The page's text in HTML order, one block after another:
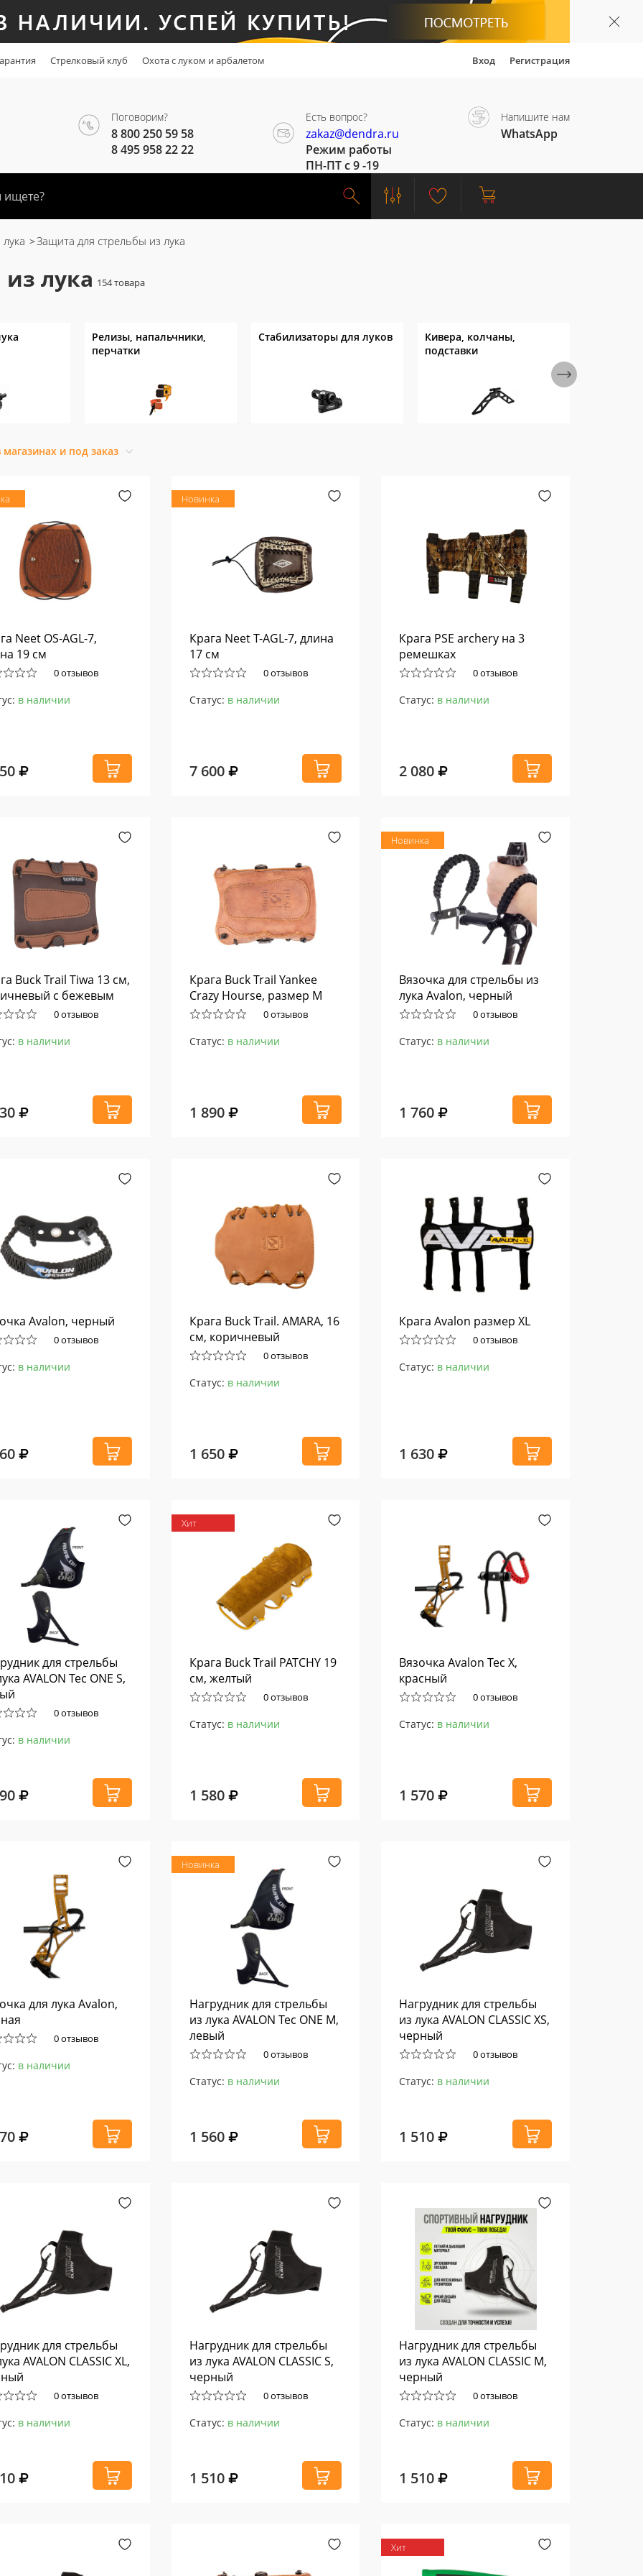
Стрелковый клуб Охота с луком и арбалетом Вход Регистрация
Поговорим?
8 800 250 59 58
8 495 958 22 22
Есть вопрос?
zakaz@dendra.ru
Режим работы
ПН-ПТ с 9 -19
Напишите нам
WhatsApp
Защита для стрельбы из лука
лука
Релизы, напальчники,
перчатки
Стабилизаторы для луков
Кивера, колчаны,
подставки
магазинах и под заказ
Neet OS-AGL-7,
19 см
0 отзывов
в наличии
Новинка
Крага Neet T-AGL-7, длина
17 см
0 отзывов
Статус: в наличии
7 600
Крага PSE archery на 3
ремешках
0 отзывов
Статус: в наличии
2 080
Buck Trail Tiwa 13 см,
с бежевым
0 отзывов
в наличии
Крага Buck Trail Yankee
Crazy Hourse, размер M
0 отзывов
Статус: в наличии
1 890
Новинка
Вязочка для стрельбы из
лука Avalon, черный
0 отзывов
Статус: в наличии
1 760
Avalon, черный
0 отзывов
в наличии
Крага Buck Trail. AMARA, 16
см, коричневый
0 отзывов
Статус: в наличии
1 650
Крага Avalon размер XL
0 отзывов
Статус: в наличии
1 630
для стрельбы
AVALON Tec ONE S,
0 отзывов
в наличии
Хит
Крага Buck Trail PATCHY 19
см, желтый
0 отзывов
Статус: в наличии
1 580
Вязочка Avalon Tec X,
красный
0 отзывов
Статус: в наличии
1 570
для лука Avalon,
0 отзывов
в наличии
Новинка
Нагрудник для стрельбы
из лука AVALON Tec ONE M,
левый
0 отзывов
Статус: в наличии
1 560
Нагрудник для стрельбы
из лука AVALON CLASSIC XS,
черный
0 отзывов
Статус: в наличии
1 510
для стрельбы
AVALON CLASSIC XL,
0 отзывов
в наличии
Нагрудник для стрельбы
из лука AVALON CLASSIC S,
черный
0 отзывов
Статус: в наличии
1 510
Нагрудник для стрельбы
из лука AVALON CLASSIC M,
черный
0 отзывов
Статус: в наличии
1 510
Хит